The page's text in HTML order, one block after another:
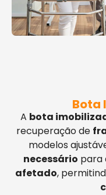
Bota
A bota
recuperação de
modelos
necessário para
afetado,